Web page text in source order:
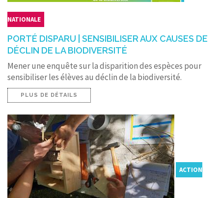
NATIONALE
PORTÉ DISPARU | SENSIBILISER AUX CAUSES DE
DÉCLIN DE LA BIODIVERSITÉ
Mener une enquête sur la disparition des espèces pour
sensibiliser les élèves au déclin de la biodiversité.
PLUS DE DÉTAILS
ACTION